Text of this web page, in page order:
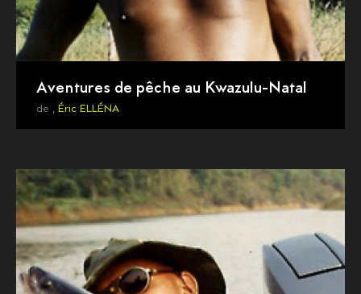
Aventures de pêche au Kwazulu-Natal
de , Éric ELLÉNA